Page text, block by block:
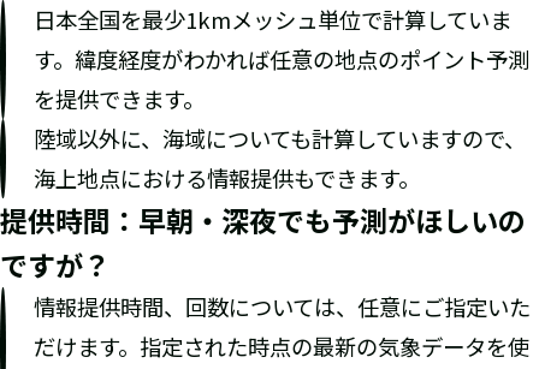
日本全国を最少1kmメッシュ単位で計算していま
す。緯度経度がわかれば任意の地点のポイント予測
を提供できます。
陸域以外に、海域についても計算していますので、
海上地点における情報提供もできます。
提供時間：早朝・深夜でも予測がほしいの
ですが？
情報提供時間、回数については、任意にご指定いた
だけます。指定された時点の最新の気象データを使